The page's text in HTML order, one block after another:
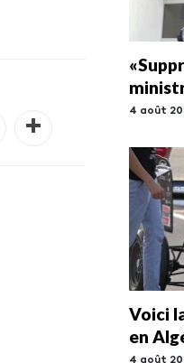
4 août
Voici
en
4 août